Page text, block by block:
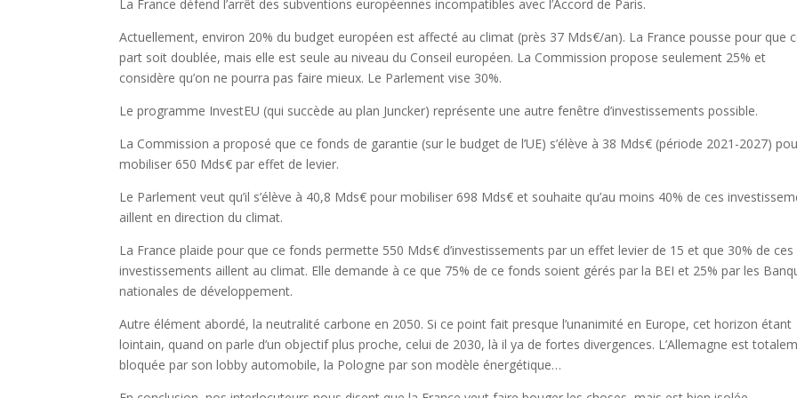
La France défend l’arrêt des subventions européennes incompatibles avec l’Accord de Paris.
Actuellement, environ 20% du budget européen est affecté au climat (près 37 Mds€/an). La France pousse pour que
part soit doublée, mais elle est seule au niveau du Conseil européen. La Commission propose seulement 25% et
considère qu’on ne pourra pas faire mieux. Le Parlement vise 30%.
Le programme InvestEU (qui succède au plan Juncker) représente une autre fenêtre d’investissements possible.
La Commission a proposé que ce fonds de garantie (sur le budget de l’UE) s’élève à 38 Mds€ (période 2021-2027)
mobiliser 650 Mds€ par effet de levier.
Le Parlement veut qu’il s’élève à 40,8 Mds€ pour mobiliser 698 Mds€ et souhaite qu’au moins 40% de ces
aillent en direction du climat.
La France plaide pour que ce fonds permette 550 Mds€ d’investissements par un effet levier de 15 et que 30% de ces
investissements aillent au climat. Elle demande à ce que 75% de ce fonds soient gérés par la BEI et 25% par les
nationales de développement.
Autre élément abordé, la neutralité carbone en 2050. Si ce point fait presque l’unanimité en Europe, cet horizon étant
lointain, quand on parle d’un objectif plus proche, celui de 2030, là il ya de fortes divergences. L’Allemagne est
bloquée par son lobby automobile, la Pologne par son modèle énergétique…